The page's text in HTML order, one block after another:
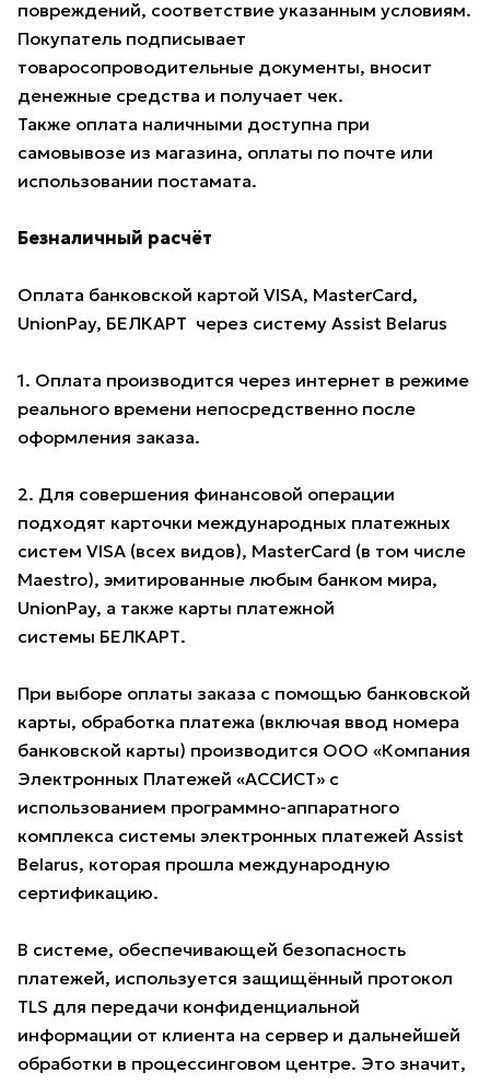
повреждений, соответствие указанным условиям.
Покупатель подписывает
товаросопроводительные документы, вносит
денежные средства и получает чек.
Также оплата наличными доступна при
самовывозе из магазина, оплаты по почте или
использовании постамата.
Безналичный расчёт
Оплата банковской картой VISA, MasterCard,
UnionPay, БЕЛКАРТ через систему Assist Belarus
1. Оплата производится через интернет в режиме
реального времени непосредственно после
оформления заказа.
2. Для совершения финансовой операции
подходят карточки международных платежных
систем VISA (всех видов), MasterCard (в том числе
Maestro), эмитированные любым банком мира,
UnionPay, а также карты платежной
системы БЕЛКАРТ.
При выборе оплаты заказа с помощью банковской
карты, обработка платежа (включая ввод номера
банковской карты) производится ООО «Компания
Электронных Платежей «АССИСТ» с
использованием программно-аппаратного
комплекса системы электронных платежей Assist
Belarus, которая прошла международную
сертификацию.
В системе, обеспечивающей безопасность
платежей, используется защищённый протокол
TLS для передачи конфиденциальной
информации от клиента на сервер и дальнейшей
обработки в процессинговом центре. Это значит,